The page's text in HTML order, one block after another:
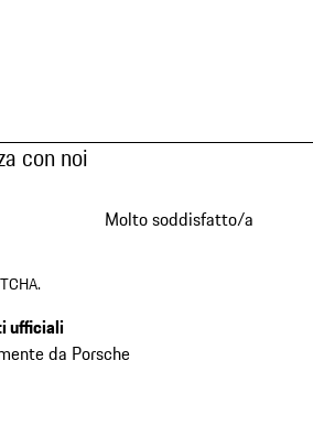
con noi
Molto soddisfatto/a
ufficiali
da Porsche